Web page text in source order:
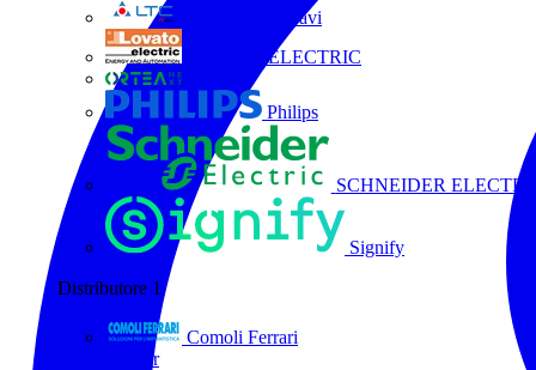
La Triveneta Cavi
LOVATO ELECTRIC
Philips
SCHNEIDER
Signify
Distributore 1
Comoli Ferrari
Tutti i partner